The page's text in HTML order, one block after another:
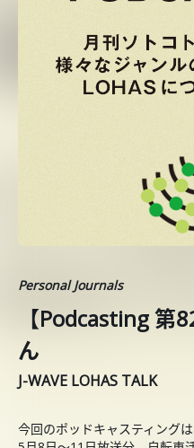
Personal Journals
【Podcasting 第
ん
J-WAVE LOHAS TALK
今回のポッドキャスティングは